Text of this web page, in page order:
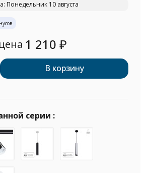
Понедельник 10 августа
1 210 ₽
В корзину
серии :